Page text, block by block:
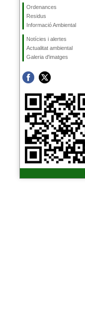
Ordenances
Residus
Informació Ambiental
Notícies i alertes
Actualitat ambiental
Galeria d'imatges